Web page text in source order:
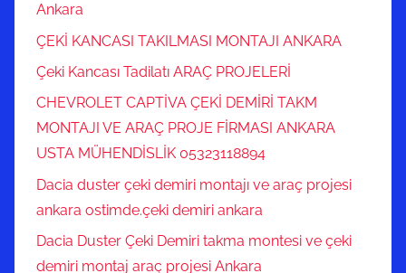
Ankara
ÇEKİ KANCASI TAKILMASI MONTAJI ANKARA
Çeki Kancası Tadilatı ARAÇ PROJELERİ
CHEVROLET CAPTİVA ÇEKİ DEMİRİ TAKM
MONTAJI VE ARAÇ PROJE FİRMASI ANKARA
USTA MÜHENDİSLİK 05323118894
Dacia duster çeki demiri montajı ve araç projesi
ankara ostimde.çeki demiri ankara
Dacia Duster Çeki Demiri takma montesi ve çeki
demiri montaj araç projesi Ankara